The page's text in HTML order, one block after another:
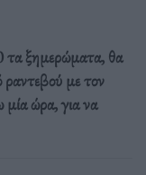
ξημερώματα, θα
ραντεβού με τον
μία ώρα, για να